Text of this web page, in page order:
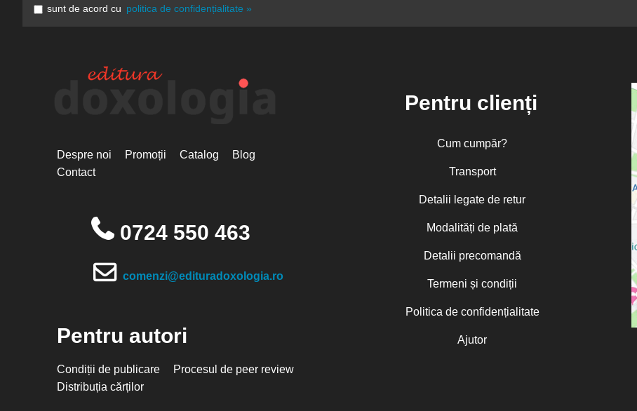
sunt de acord cu politica de confidențialitate »
Despre noi Promoții Catalog
Blog
Contact
0724 550 463
comenzi@edituradoxologia.ro
Pentru autori
Condiții de publicare
Procesul de peer review
Distribuția cărților
Pentru clienți
Cum cumpăr?
Transport
Detalii legate de retur
Modalități de plată
Detalii precomandă
Termeni și condiții
Politica de confidențialitate
Ajutor